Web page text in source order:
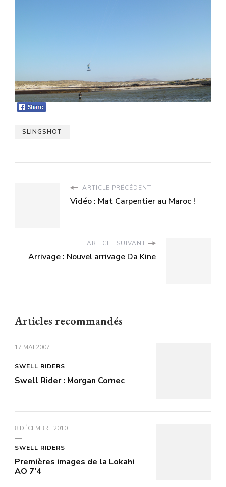
SLINGSHOT
ARTICLE PRÉCÉDENT
Vidéo : Mat Carpentier au Maroc !
ARTICLE SUIVANT
Arrivage : Nouvel arrivage Da Kine
Articles recommandés
17 MAI 2007
SWELL RIDERS
Swell Rider : Morgan Cornec
8 DÉCEMBRE 2010
SWELL RIDERS
Premières images de la Lokahi
AO 7’4